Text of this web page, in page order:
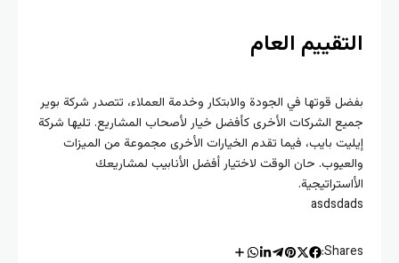
التقييم العام
بفضل قوتها في الجودة والابتكار وخدمة العملاء، تتصدر شركة بوير
جميع الشركات الأخرى كأفضل خيار لأصحاب المشاريع. تليها شركة
إيليت بايب، فيما تقدم الخيارات الأخرى مجموعة من الميزات
والعيوب. حان الوقت لاختيار أفضل الأنابيب لمشاريعك
الأاستراتيجية.
asdsdads
Shares: